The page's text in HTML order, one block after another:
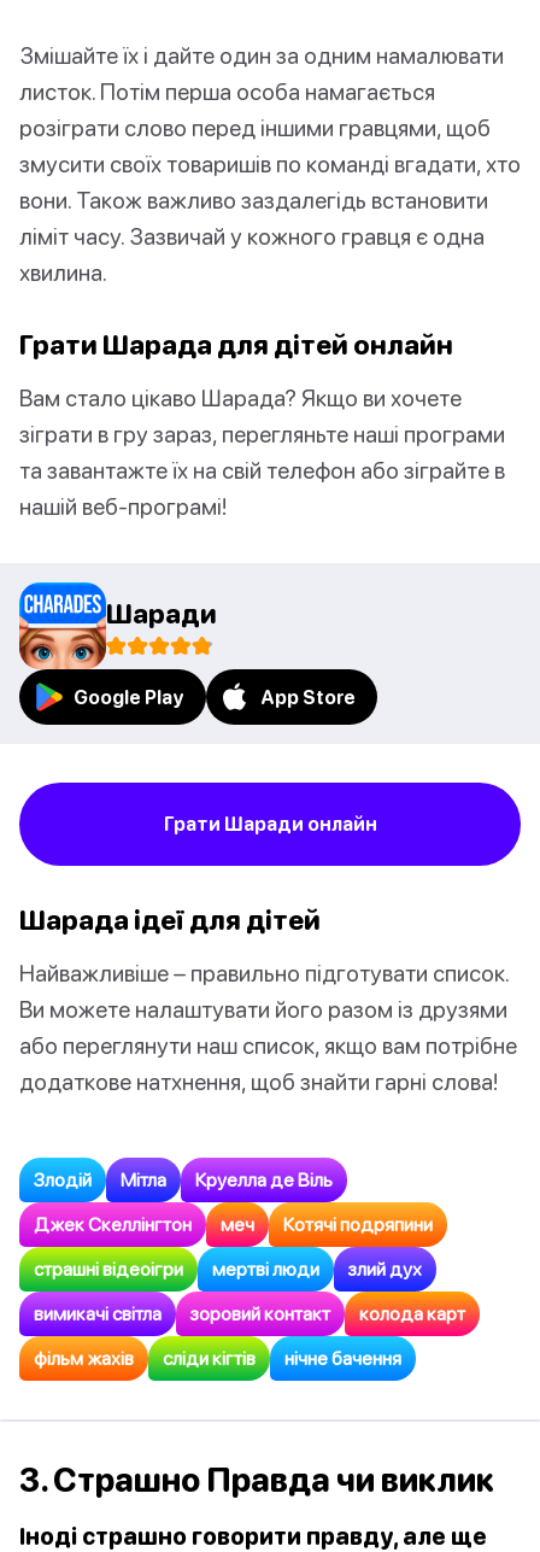
Змішайте їх і дайте один за одним намалювати
листок. Потім перша особа намагається
розіграти слово перед іншими гравцями, щоб
змусити своїх товаришів по команді вгадати, хто
вони. Також важливо заздалегідь встановити
ліміт часу. Зазвичай у кожного гравця є одна
хвилина.
Грати Шарада для дітей онлайн
Вам стало цікаво Шарада? Якщо ви хочете
зіграти в гру зараз, перегляньте наші програми
та завантажте їх на свій телефон або зіграйте в
нашій веб-програмі!
Шаради
Google Play App Store
Грати Шаради онлайн
Шарада ідеї для дітей
Найважливіше – правильно підготувати список.
Ви можете налаштувати його разом із друзями
або переглянути наш список, якщо вам потрібне
додаткове натхнення, щоб знайти гарні слова!
Злодій Мітла Круелла де Віль
Джек Скеллінгтон меч Котячі подряпини
страшні відеоігри мертві люди злий дух
вимикачі світла зоровий контакт колода карт
фільм жахів сліди кігтів нічне бачення
3. Страшно Правда чи виклик
Іноді страшно говорити правду, але ще